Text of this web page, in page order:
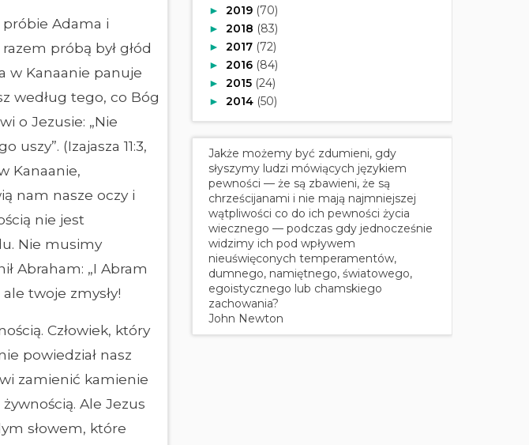
Adama i
próbą był głód
w Kanaanie panuje
według tego, co Bóg
o Jezusie: „Nie
(Izajasza 11:3,
Kanaanie,
nam nasze oczy i
nie jest
Nie musimy
Abraham: „I Abram
twoje zmysły!
Człowiek, który
powiedział nasz
zamienić kamienie
Ale Jezus
słowem, które
► 2019 (70)
► 2018 (83)
► 2017 (72)
► 2016 (84)
► 2015 (24)
► 2014 (50)
Jakże możemy być zdumieni, gdy
słyszymy ludzi mówiących językiem
pewności — że są zbawieni, że są
chrześcijanami i nie mają najmniejszej
wątpliwości co do ich pewności życia
wiecznego — podczas gdy jednocześnie
widzimy ich pod wpływem
nieuświęconych temperamentów,
dumnego, namiętnego, światowego,
egoistycznego lub chamskiego
zachowania?
John Newton